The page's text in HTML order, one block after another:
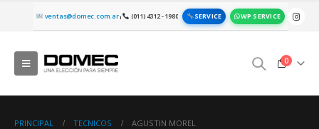
ventas@domec.com.ar| (011) 4312 - 1980 SERVICE WP SERVICE
0
PRINCIPAL TECNICOS AGUSTIN MOREL